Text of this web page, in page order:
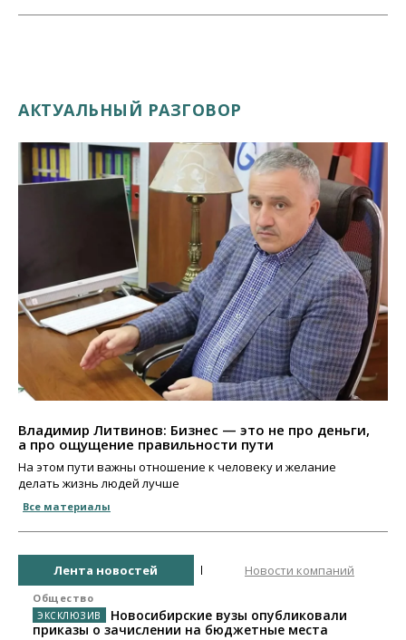
АКТУАЛЬНЫЙ РАЗГОВОР
Владимир Литвинов: Бизнес — это не про деньги,
а про ощущение правильности пути
На этом пути важны отношение к человеку и желание
делать жизнь людей лучше
Все материалы
Лента новостей Новости компаний
Общество
Новосибирские вузы опубликовали
приказы о зачислении на бюджетные места